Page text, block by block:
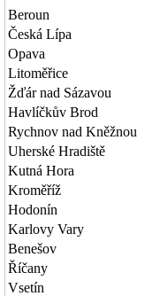
Beroun
Česká Lípa
Opava
Litoměřice
Žďár nad Sázavou
Havlíčkův Brod
Rychnov nad Kněžnou
Uherské Hradiště
Kutná Hora
Kroměříž
Hodonín
Karlovy Vary
Benešov
Říčany
Vsetín